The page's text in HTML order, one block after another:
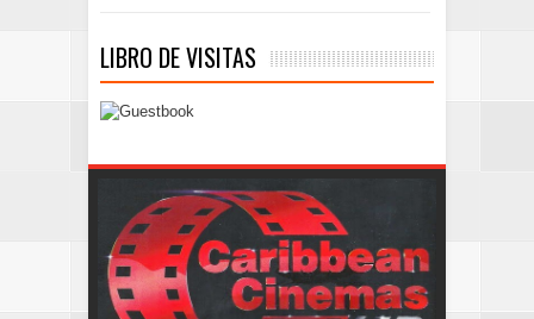
LIBRO DE VISITAS